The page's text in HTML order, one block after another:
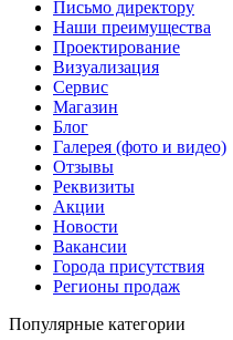
Письмо директору
Наши преимущества
Проектирование
Визуализация
Сервис
Магазин
Блог
Галерея (фото и видео)
Отзывы
Реквизиты
Акции
Новости
Вакансии
Города присутствия
Регионы продаж
Популярные категории